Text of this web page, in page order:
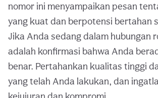
nomor ini menyampaikan pesan
yang kuat dan berpotensi bertahan
Jika Anda sedang dalam hubungan
adalah konfirmasi bahwa Anda
benar. Pertahankan kualitas tinggi
yang telah Anda lakukan, dan